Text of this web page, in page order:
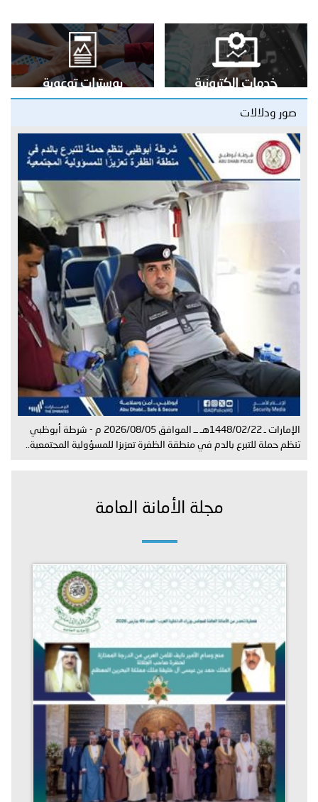
بوسترات توعوية تقارير أمنية عربية
صور ودلالات
الإمارات ـ 1448/02/22هـ ــ الموافق 2026/08/05 م - شرطة أبوظبي
تنظم حملة للتبرع بالدم في منطقة الظفرة تعزيزا للمسؤولية المجتمعية..
مجلة الأمانة العامة